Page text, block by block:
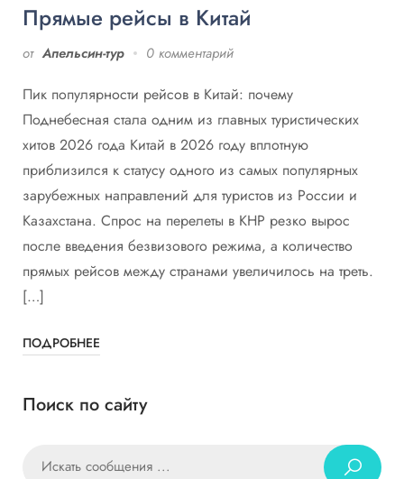
Прямые рейсы в Китай
от Апельсин-тур 0 комментарий
Пик популярности рейсов в Китай: почему
Поднебесная стала одним из главных туристических
хитов 2026 года Китай в 2026 году вплотную
приблизился к статусу одного из самых популярных
зарубежных направлений для туристов из России и
Казахстана. Спрос на перелеты в КНР резко вырос
после введения безвизового режима, а количество
прямых рейсов между странами увеличилось на треть.
[…]
ПОДРОБНЕЕ
Поиск по сайту